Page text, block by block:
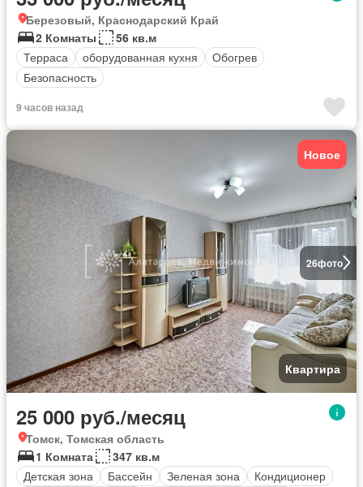
Березовый, Краснодарский Край
2 Комнаты
56 кв.м
Терраса
оборудованная кухня
Обогрев
Безопасность
9 часов назад
26фото
Новое
Квартира
25 000 руб./месяц
Томск, Томская область
1 Комната
347 кв.м
Детская зона
Бассейн Зеленая зона
Кондиционер